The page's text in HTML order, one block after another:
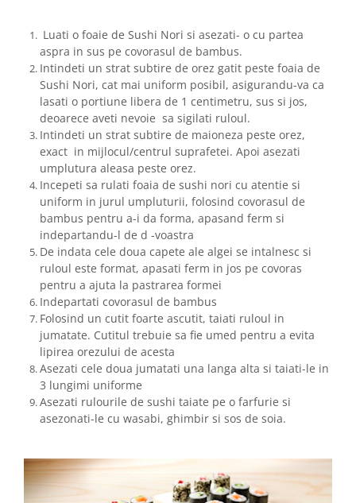
Luati o foaie de Sushi Nori si asezati- o cu partea
aspra in sus pe covorasul de bambus.
Intindeti un strat subtire de orez gatit peste foaia de
Sushi Nori, cat mai uniform posibil, asigurandu-va ca
lasati o portiune libera de 1 centimetru, sus si jos,
deoarece aveti nevoie sa sigilati ruloul.
Intindeti un strat subtire de maioneza peste orez,
exact in mijlocul/centrul suprafetei. Apoi asezati
umplutura aleasa peste orez.
Incepeti sa rulati foaia de sushi nori cu atentie si
uniform in jurul umpluturii, folosind covorasul de
bambus pentru a-i da forma, apasand ferm si
indepartandu-l de d -voastra
De indata cele doua capete ale algei se intalnesc si
ruloul este format, apasati ferm in jos pe covoras
pentru a ajuta la pastrarea formei
Indepartati covorasul de bambus
Folosind un cutit foarte ascutit, taiati ruloul in
jumatate. Cutitul trebuie sa fie umed pentru a evita
lipirea orezului de acesta
Asezati cele doua jumatati una langa alta si taiati-le in
3 lungimi uniforme
Asezati rulourile de sushi taiate pe o farfurie si
asezonati-le cu wasabi, ghimbir si sos de soia.